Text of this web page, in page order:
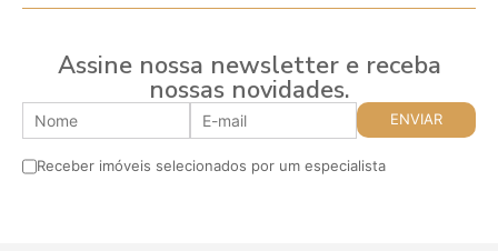
Assine nossa newsletter e receba
nossas novidades.
Receber imóveis selecionados por um especialista